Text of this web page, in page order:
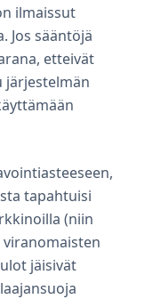
ilmaissut
Jos sääntöjä
etteivät
järjestelmän
tapahtuisi
(niin
jäisivät